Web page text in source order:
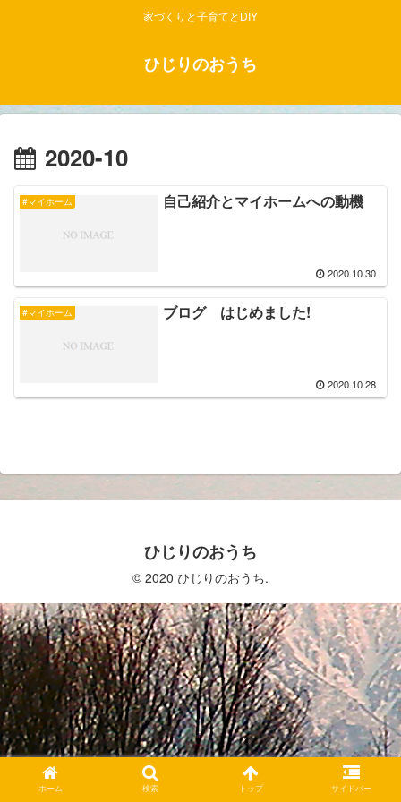
家づくりと子育てとDIY
ひじりのおうち
2020-10
#マイホーム 自己紹介とマイホームへの動機
2020.10.30
#マイホーム ブログ はじめました!
2020.10.28
ひじりのおうち
© 2020 ひじりのおうち.
ホーム 検索 トップ サイドバー